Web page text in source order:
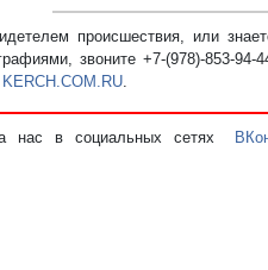
происшествия, или
звоните +7-(978)-853-94-
KERCH.COM.RU.
нас в социальных сетях